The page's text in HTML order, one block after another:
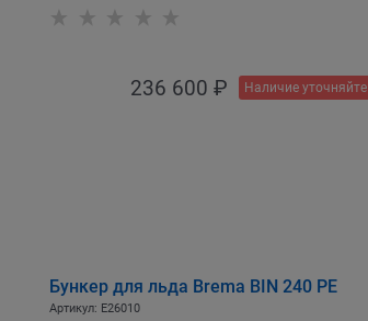
236 600 ₽ Наличие уточняйте
Бункер для льда Brema BIN 240 PE
Артикул: E26010